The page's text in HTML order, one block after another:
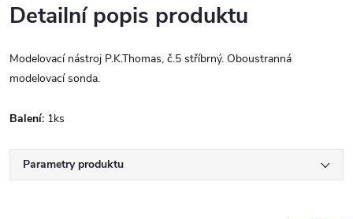
Detailní popis produktu
Modelovací nástroj P.K.Thomas, č.5 stříbrný. Oboustranná
modelovací sonda.
Balení: 1ks
Parametry produktu